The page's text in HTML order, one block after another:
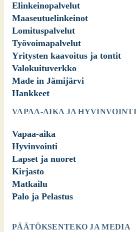
Elinkeinopalvelut
Maaseutuelinkeinot
Lomituspalvelut
Työvoimapalvelut
Yritysten kaavoitus ja tontit
Valokuituverkko
Made in Jämijärvi
Hankkeet
VAPAA-AIKA JA HYVINVOINTI
Vapaa-aika
Hyvinvointi
Lapset ja nuoret
Kirjasto
Matkailu
Palo ja Pelastus
PÄÄTÖKSENTEKO JA MEDIA